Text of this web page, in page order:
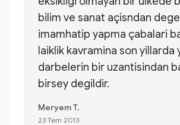
bilim ve sanat açisndan
imamhatip yapma çabalari
laiklik kavramina son yillarda
darbelerin bir uzantisindan
birsey degildir.
Meryem T.
23 Tem 2013